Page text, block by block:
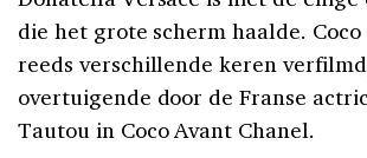
die het grote scherm haalde.
reeds verschillende keren
overtuigende door de Franse
Tautou in Coco Avant Chanel.